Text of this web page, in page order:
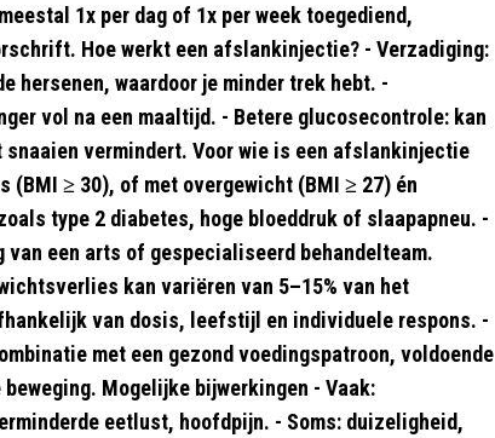
1x per dag of 1x per week toegediend,
Hoe werkt een afslankinjectie? - Verzadiging:
hersenen, waardoor je minder trek hebt. -
vol na een maaltijd. - Betere glucosecontrole: kan
snaaien vermindert. Voor wie is een afslankinjectie
(BMI ≥ 30), of met overgewicht (BMI ≥ 27) én
type 2 diabetes, hoge bloeddruk of slaapapneu. -
een arts of gespecialiseerd behandelteam.
kan variëren van 5–15% van het
van dosis, leefstijl en individuele respons. -
met een gezond voedingspatroon, voldoende
Mogelijke bijwerkingen - Vaak:
eetlust, hoofdpijn. - Soms: duizeligheid,